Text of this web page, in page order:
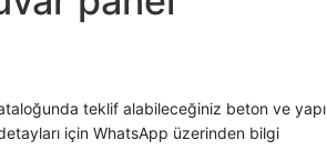
teklif alabileceğiniz beton ve yapı
için WhatsApp üzerinden bilgi